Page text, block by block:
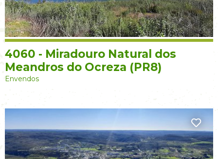
4060 - Miradouro Natural dos
Meandros do Ocreza (PR8)
Envendos